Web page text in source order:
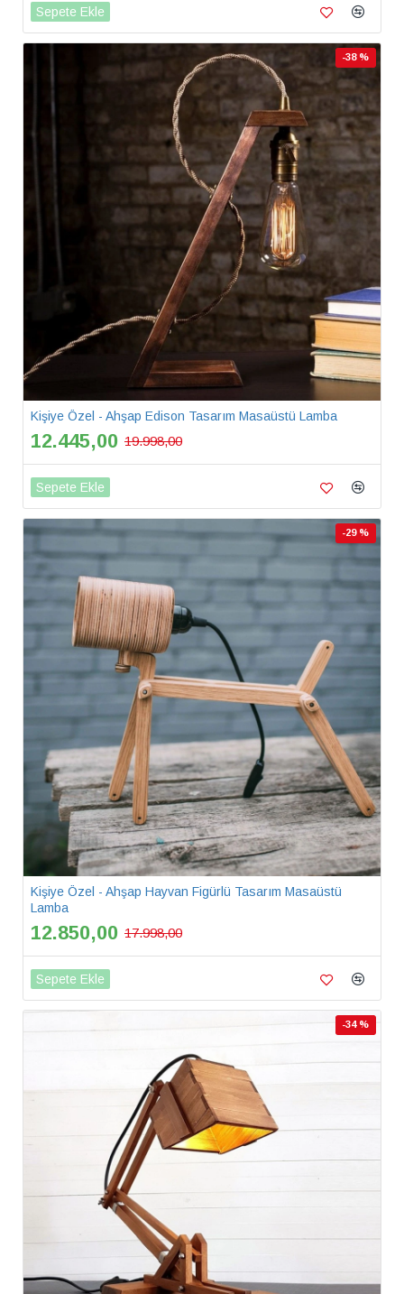
Sepete Ekle
-38 %
Kişiye Özel - Ahşap Edison Tasarım Masaüstü Lamba
12.445,00 19.998,00
Sepete Ekle
-29 %
Kişiye Özel - Ahşap Hayvan Figürlü Tasarım Masaüstü
Lamba
12.850,00 17.998,00
Sepete Ekle
-34 %